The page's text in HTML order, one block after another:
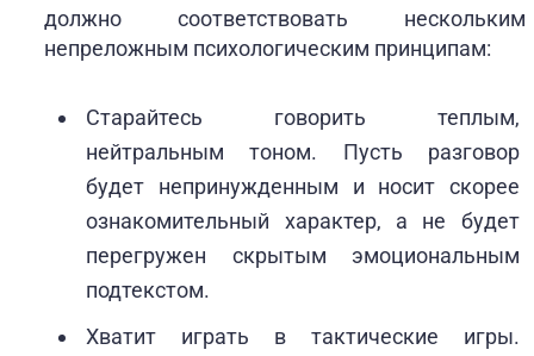
должно соответствовать нескольким
непреложным психологическим принципам:
Старайтесь говорить теплым,
нейтральным тоном. Пусть разговор
будет непринужденным и носит скорее
ознакомительный характер, а не будет
перегружен скрытым эмоциональным
подтекстом.
Хватит играть в тактические игры.